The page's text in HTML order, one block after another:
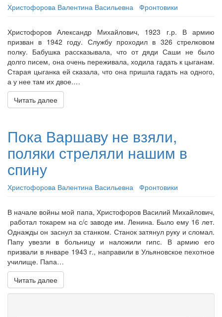
Христофорова Валентина Васильевна Фронтовики
Христофоров Александр Михайлович, 1923 г.р. В армию
призван в 1942 году. Службу проходил в 326 стрелковом
полку. Бабушка рассказывала, что от дяди Саши не было
долго писем, она очень переживала, ходила гадать к цыганам.
Старая цыганка ей сказала, что она пришла гадать на одного,
а у нее там их двое.…
Читать далее
Пока Варшаву не взяли,
поляки стреляли нашим в
спину
Христофорова Валентина Васильевна Фронтовики
В начале войны мой папа, Христофоров Василий Михайлович,
работал токарем на с/с заводе им. Ленина. Было ему 16 лет.
Однажды он заснул за станком. Станок затянул руку и сломал.
Папу увезли в больницу и наложили гипс. В армию его
призвали в январе 1943 г., направили в Ульяновское пехотное
училище. Папа…
Читать далее